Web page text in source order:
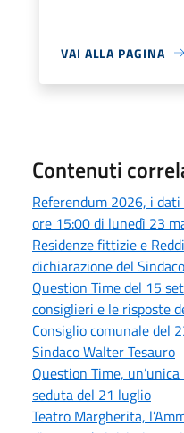
VAI ALLA PAGINA
Contenuti
Referendum 2026, i
ore 15:00 di lunedì 23
Residenze fittizie e
dichiarazione del
Question Time del 15
consiglieri e le risposte
Consiglio comunale del
Sindaco Walter Tesauro
Question Time,
seduta del 21 luglio
Teatro Margherita,